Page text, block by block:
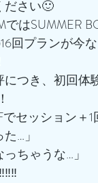
ださい🙂
ではSUMMER
回プランが今
つき、初回体
セッション＋1
…」
ちゃうな…」